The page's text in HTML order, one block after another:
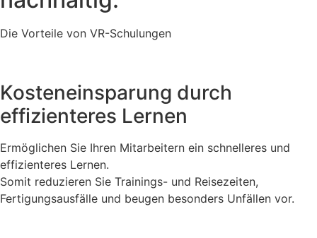
Die Vorteile von VR-Schulungen
Kosteneinsparung durch
effizienteres Lernen
Ermöglichen Sie Ihren Mitarbeitern ein schnelleres und
effizienteres Lernen.
Somit reduzieren Sie Trainings- und Reisezeiten,
Fertigungsausfälle und beugen besonders Unfällen vor.